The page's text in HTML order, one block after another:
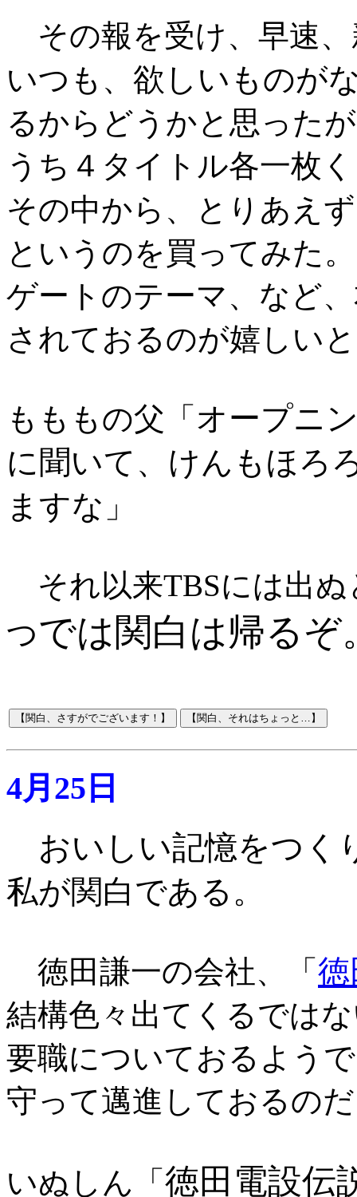
その報を受け、早速
いつも、 欲しいものが
るからどうかと思った
うち４タイトル各一枚
その中から、とりあえ
というのを買ってみた
ゲートのテーマ、など
されておるのが嬉しい
もももの父「 オープニ
に聞いて、けんもほろ
ますな 」
それ以来TBSには出ぬ
つでは関白は帰るぞ
4月25日
おいしい記憶をつく
私が関白である。
徳田謙一の会社、「 徳
結構色々出てくるでは
要職についておるよう
守って邁進しておるの
いぬしん「 徳田電設伝